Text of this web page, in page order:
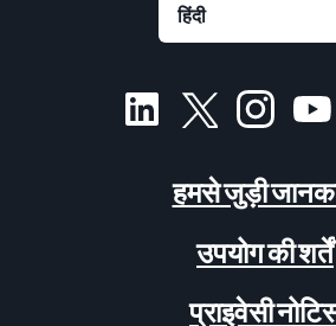
हमसे जुड़ी
उपयोग की शर्तें
प्राइवेसी